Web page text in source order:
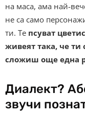
на маса, ама най-
не са само
ти. Те псуват
живеят така, че
сложиш още една
Диалект?
звучи